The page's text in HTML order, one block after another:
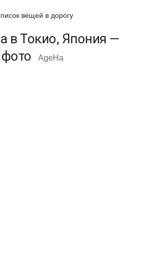
вещей в дорогу
в Токио, Япония —
AgeHa